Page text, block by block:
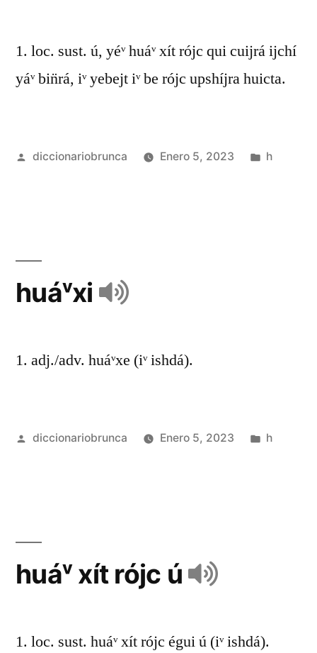
1. loc. sust. ú, yéᵛ huáᵛ xít rójc qui cuijrá ijchí
yáᵛ bin̈rá, iᵛ yebejt iᵛ be rójc upshíjra huicta.
diccionariobrunca Enero 5, 2023 h
huáᵛxi
1. adj./adv. huáᵛxe (iᵛ ishdá).
diccionariobrunca Enero 5, 2023 h
huáᵛ xít rójc ú
1. loc. sust. huáᵛ xít rójc égui ú (iᵛ ishdá).